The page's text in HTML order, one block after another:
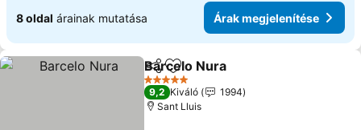
8 oldal árainak mutatása Árak megjelenítése
Megosztás
Hozzáadás a kedvencekhez
Barcelo Nura
5 Kategória
9,2 Kiváló
1994
Sant Lluis